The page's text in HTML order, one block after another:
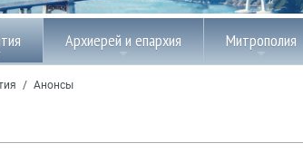
Архиерей и епархия Митрополия
/ Анонсы